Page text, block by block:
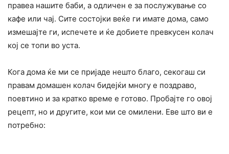
правеа нашите баби, а одличен е за послужување со
кафе или чај. Сите состојки веќе ги имате дома, само
измешајте ги, испечете и ќе добиете превкусен колач
кој се топи во уста.
Кога дома ќе ми се пријаде нешто благо, секогаш си
правам домашен колач бидејќи многу е поздраво,
поевтино и за кратко време е готово. Пробајте го овој
рецепт, но и другите, кои ми се омилени. Еве што ви е
потребно: